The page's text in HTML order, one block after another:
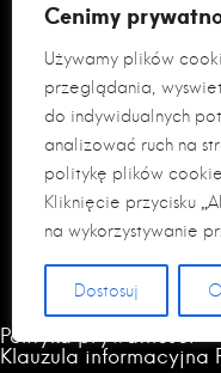
Cenimy
Używamy plików
przeglądania,
do indywidualnych
analizować ruch na
politykę plików
Kliknięcie przycisku
na wykorzystywanie
Dostosuj
Polityka prywatności
Klauzula informacyjna